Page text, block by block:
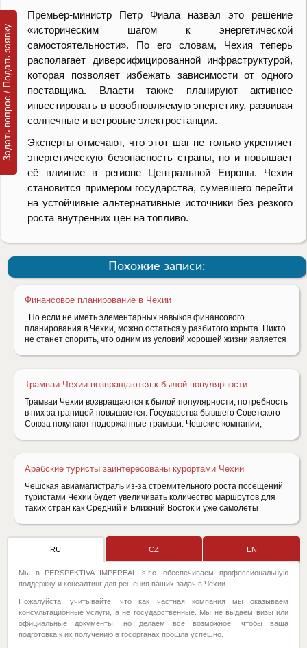
Премьер-министр Петр Фиала назвал это решение
«историческим шагом к энергетической
самостоятельности». По его словам, Чехия теперь
располагает диверсифицированной инфраструктурой,
которая позволяет избежать зависимости от одного
поставщика. Власти также планируют активнее
инвестировать в возобновляемую энергетику, развивая
солнечные и ветровые электростанции.
Эксперты отмечают, что этот шаг не только укрепляет
энергетическую безопасность страны, но и повышает
её влияние в регионе Центральной Европы. Чехия
становится примером государства, сумевшего перейти
на устойчивые альтернативные источники без резкого
роста внутренних цен на топливо.
Похожие записи:
Финансовое планирование в Чехии
. Но если не иметь элементарных навыков финансового
планирования в Чехии, можно остаться у разбитого корыта. Никто
не станет спорить, что одним из условий хорошей жизни является
Трамваи Чехии возвращаются к былой популярности
Трамваи Чехии возвращаются к былой популярности, потребность
в них за границей повышается. Государства бывшего Советского
Союза покупают подержанные трамваи. Чешские компании,
Арабские туристы заинтересованы курортами Чехии
Чешская авиамагистраль из-за стремительного роста посещений
туристами Чехии будет увеличивать количество маршрутов для
таких стран как Средний и Ближний Восток и уже самолеты
Задать вопрос / Подать заявку
RU CZ EN
Мы в PERSPEKTIVA IMPEREAL s.r.o. обеспечиваем профессиональную
поддержку и консалтинг для решения ваших задач в Чехии.
Пожалуйста, учитывайте, что как частная компания мы оказываем
консультационные услуги, а не государственные. Мы не выдаем визы или
официальные документы, но делаем всё возможное, чтобы ваша
подготовка к их получению в госорганах прошла успешно.